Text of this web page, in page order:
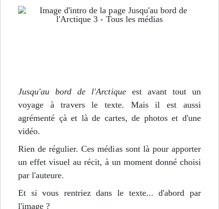
Jusqu'au bord de l'Arctiqueest avant tout un
voyage à travers le texte. Mais il est aussi
agrémenté çà et là de cartes, de photos et d'une
vidéo.
Rien de régulier. Ces médias sont là pour apporter
un effet visuel au récit, à un moment donné choisi
par l'auteure.
Et si vous rentriez dans le texte... d'abord par
l'image ?